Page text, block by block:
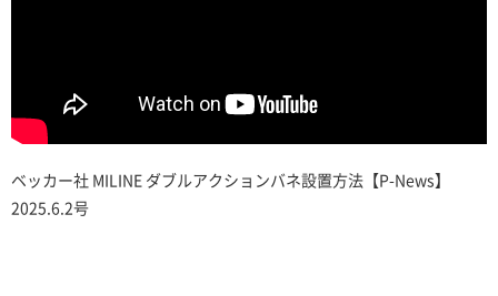
ベッカー社 MILINE ダブルアクションバネ設置方法【P-News】
2025.6.2号